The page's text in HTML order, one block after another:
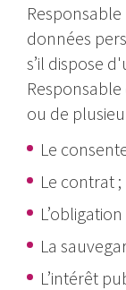
données
s’il dispose
ou de
Le
Le contrat ;
La
L’intérêt